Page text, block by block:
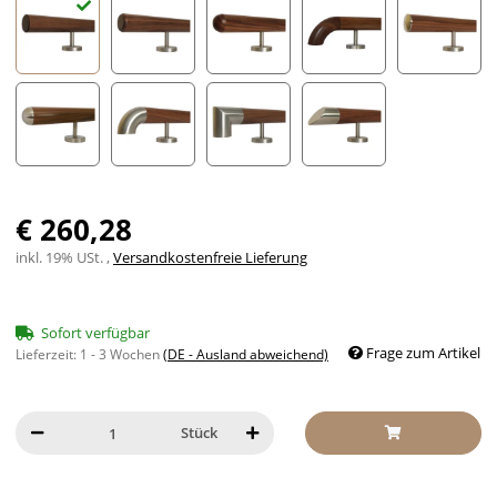
gefast Radius gefrästHalbkugel gefrästHolzkrümmling
€ 260,28
inkl. 19% USt. ,Versandkostenfreie Lieferung
Sofort verfügbar
Lieferzeit: 1 - 3 Wochen(DE - Ausland abweichend) Frage zum Artikel
Stück